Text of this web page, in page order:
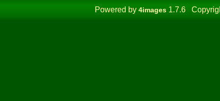
Powered by 4images 1.7.6